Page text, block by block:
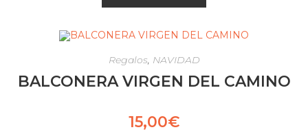
Regalos, NAVIDAD
BALCONERA VIRGEN DEL CAMINO
15,00€